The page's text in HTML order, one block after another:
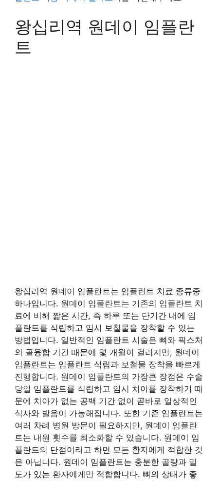
왕십리역 원데이 임플란
트
왕십리역 원데이 임플란트는 임플란트 치료 종류중
하나입니다. 원데이 임플란트는 기존의 임플란트 치
료에 비해 짧은 시간, 즉 하루 또는 단기간 내에 임
플란트를 식립하고 임시 보철물을 장착할 수 있는
방법입니다. 일반적인 임플란트 시술은 뼈와 픽스처
의 골융합 기간 때문에 몇 개월이 걸리지만, 원데이
임플란트는 임플란트 식립과 보철물 장착을 빠르게
진행합니다. 원데이 임플란트의 가장큰 장점은 수술
당일 임플란트를 식립하고 임시 치아를 장착하기 때
문에 치아가 없는 공백 기간 없이 곧바로 일상적인
식사와 발음이 가능해집니다. 또한 기존 임플란트는
여러 차례 병원 방문이 필요하지만, 원데이 임플란
트는 내원 횟수를 최소화할 수 있습니다. 원데이 임
플란트의 단점이라고 하면 모든 환자에게 적합한 것
은 아닙니다. 원데이 임플란트는 충분한 골량과 밀
도가 있는 환자에게만 적합합니다. 뼈의 상태가 좋